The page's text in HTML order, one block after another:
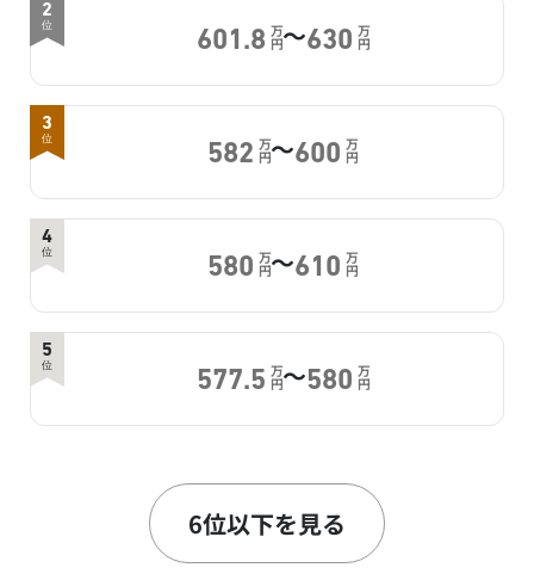
2
位
601.8 万
円～630 万
円
3
位
582 万
円～600 万
円
4
位
580 万
円～610 万
円
5
位
577.5 万
円～580 万
円
万
6位以下を見る